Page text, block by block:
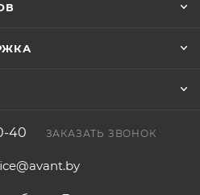
40 ЗАКАЗАТЬ ЗВОНОК